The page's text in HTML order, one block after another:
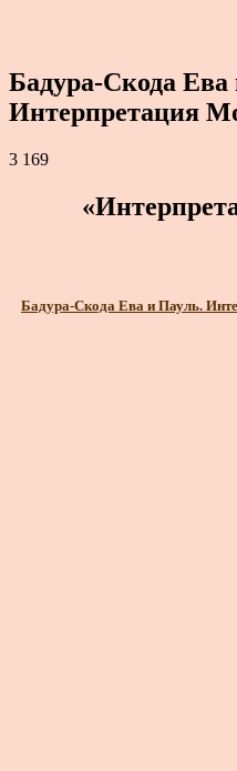
Бадура-Скода Ева
Интерпретация
3 169
Бадура-Скода Ева и Пауль.